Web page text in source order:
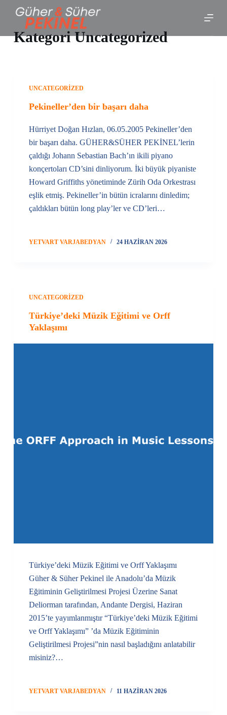
iKategoriUncategorized
UNCATEGORIZED
Pekineller’den bir başarı daha
Hürriyet Doğan Hızlan, 06.05.2005 Pekineller’den
bir başarı daha. GÜHER&SÜHER PEKİNEL’lerin
çaldığı Johann Sebastian Bach’ın ikili piyano
konçertoları CD’sini dinliyorum. İki büyük piyaniste
Howard Griffiths yönetiminde Zürih Oda Orkestrası
eşlik etmiş. Pekineller’in bütün icralarını dinledim;
çaldıkları bütün long play’ler ve CD’leri…
YETVART VARJABEDYAN 24 HAZIRAN 2026
UNCATEGORIZED
Türkiye’deki Müzik Eğitimi ve Orff
Yaklaşımı
Türkiye’deki Müzik Eğitimi ve Orff Yaklaşımı
Güher & Süher Pekinel ile Anadolu’da Müzik
Eğitiminin Geliştirilmesi Projesi Üzerine Sanat
Deliorman tarafından, Andante Dergisi, Haziran
2015’te yayımlanmıştır “Türkiye’deki Müzik Eğitimi
ve Orff Yaklaşımı” ’da Müzik Eğitiminin
Geliştirilmesi Projesi”nin nasıl başladığını anlatabilir
misiniz?…
YETVART VARJABEDYAN 11 HAZIRAN 2026